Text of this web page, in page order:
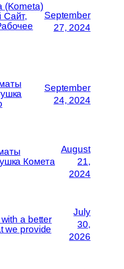
(Kometa)
September
27, 2024
September
24, 2024
Комета
August
21,
2024
a better
we provide
July
30,
2026